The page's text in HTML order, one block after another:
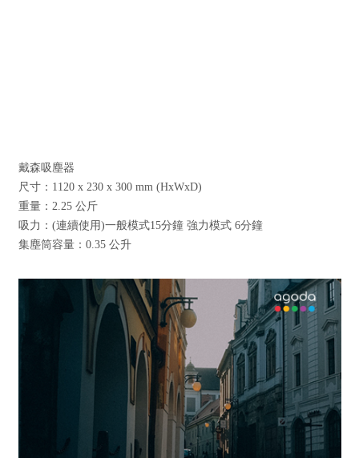
戴森吸塵器
尺寸：1120 x 230 x 300 mm (HxWxD)
重量：2.25 公斤
吸力：(連續使用)一般模式15分鐘 強力模式 6分鐘
集塵筒容量：0.35 公升